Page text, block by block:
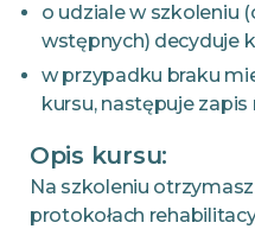
o udziale w szkoleniu
wstępnych) decyduje
w przypadku braku
kursu, następuje
Opis kursu:
Na szkoleniu
protokołach